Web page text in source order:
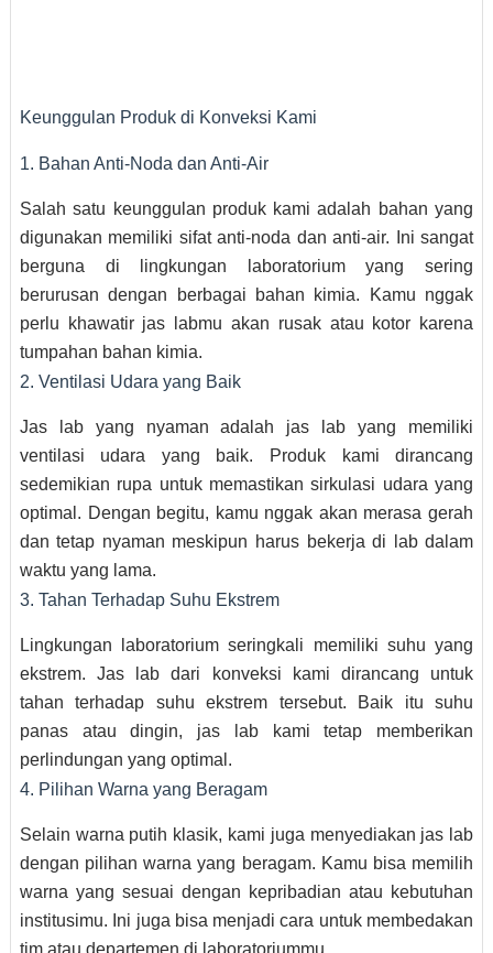
Keunggulan Produk di Konveksi Kami
1. Bahan Anti-Noda dan Anti-Air
Salah satu keunggulan produk kami adalah bahan yang
digunakan memiliki sifat anti-noda dan anti-air. Ini sangat
berguna di lingkungan laboratorium yang sering
berurusan dengan berbagai bahan kimia. Kamu nggak
perlu khawatir jas labmu akan rusak atau kotor karena
tumpahan bahan kimia.
2. Ventilasi Udara yang Baik
Jas lab yang nyaman adalah jas lab yang memiliki
ventilasi udara yang baik. Produk kami dirancang
sedemikian rupa untuk memastikan sirkulasi udara yang
optimal. Dengan begitu, kamu nggak akan merasa gerah
dan tetap nyaman meskipun harus bekerja di lab dalam
waktu yang lama.
3. Tahan Terhadap Suhu Ekstrem
Lingkungan laboratorium seringkali memiliki suhu yang
ekstrem. Jas lab dari konveksi kami dirancang untuk
tahan terhadap suhu ekstrem tersebut. Baik itu suhu
panas atau dingin, jas lab kami tetap memberikan
perlindungan yang optimal.
4. Pilihan Warna yang Beragam
Selain warna putih klasik, kami juga menyediakan jas lab
dengan pilihan warna yang beragam. Kamu bisa memilih
warna yang sesuai dengan kepribadian atau kebutuhan
institusimu. Ini juga bisa menjadi cara untuk membedakan